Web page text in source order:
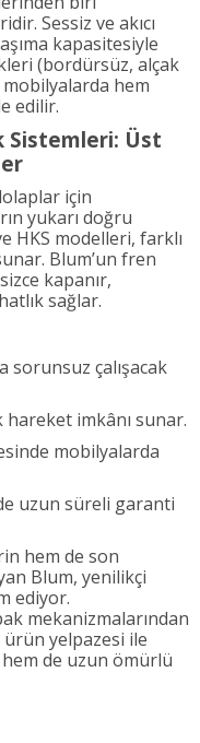
Sessiz ve akıcı
kapasitesiyle
(bordürsüz, alçak
hem
edilir.
Sistemleri: Üst
için
yukarı doğru
HKS modelleri, farklı
Blum’un fren
kapanır,
sağlar.
sorunsuz çalışacak
hareket imkânı sunar.
mobilyalarda
uzun süreli garanti
hem de son
Blum, yenilikçi
ediyor.
mekanizmalarından
ürün yelpazesi ile
de uzun ömürlü